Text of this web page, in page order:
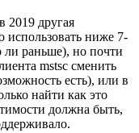
2019 другая
использовать ниже 7-
ли раньше), но почти
mstsc сменить
есть), или в
найти как это
должна быть,